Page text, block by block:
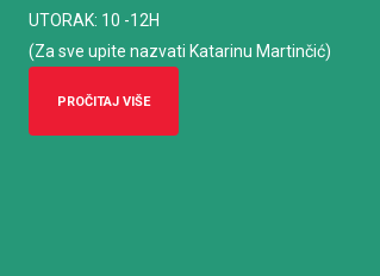
UTORAK: 10 -12H
(Za sve upite nazvati Katarinu Martinčić)
PROČITAJ VIŠE